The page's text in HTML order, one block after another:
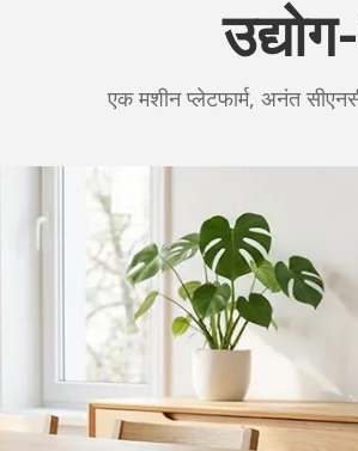
एक मशीन प्लेटफार्म, अनंत